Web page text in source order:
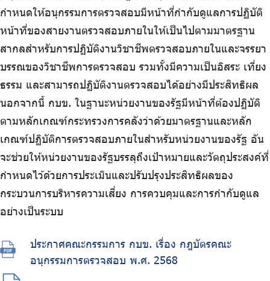
ไทย Eng
กำหนดให้อนุกรรมการตรวจสอบมีหน้าที่กำกับดูแลการปฏิบัติ
หน้าที่ของสายงานตรวจสอบภายในให้เป็นไปตามมาตรฐาน
สากลสำหรับการปฏิบัติงานวิชาชีพตรวจสอบภายในและจรรยา
บรรณของวิชาชีพการตรวจสอบ รวมทั้งมีความเป็นอิสระ เที่ยง
ธรรม และสามารถปฏิบัติงานตรวจสอบได้อย่างมีประสิทธิผล
นอกจากนี้ กบข. ในฐานะหน่วยงานของรัฐมีหน้าที่ต้องปฏิบัติ
ตามหลักเกณฑ์กระทรวงการคลังว่าด้วยมาตรฐานและหลัก
เกณฑ์ปฏิบัติการตรวจสอบภายในสำหรับหน่วยงานของรัฐ อัน
จะช่วยให้หน่วยงานของรัฐบรรลุถึงเป้าหมายและวัตถุประสงค์ที่
กำหนดไว้ด้วยการประเมินและปรับปรุงประสิทธิผลของ
กระบวนการบริหารความเสี่ยง การควบคุมและการกำกับดูแล
อย่างเป็นระบบ
ประกาศคณะกรรมการ กบข. เรื่อง กฎบัตรคณะ
อนุกรรมการตรวจสอบ พ.ศ. 2568